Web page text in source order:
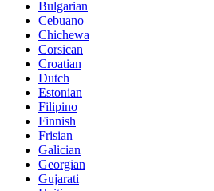
Bulgarian
Cebuano
Chichewa
Corsican
Croatian
Dutch
Estonian
Filipino
Finnish
Frisian
Galician
Georgian
Gujarati